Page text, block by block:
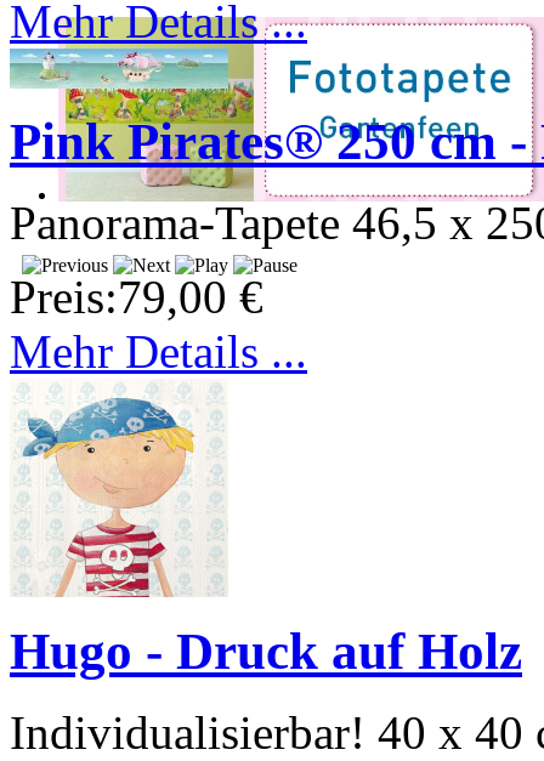
Mehr Details ...
Pink Pirates® 250 cm
Panorama-Tapete 46,5 x
Preis:79,00 €
Mehr Details ...
Hugo - Druck auf Holz
Individualisierbar! 40 x 40